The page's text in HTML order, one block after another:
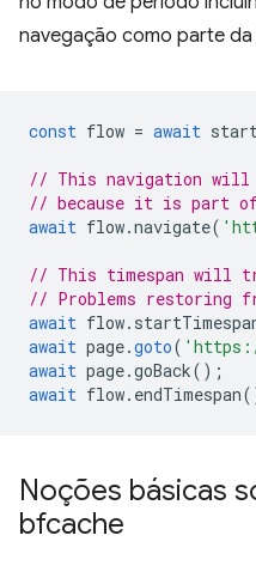
navegação como parte
const flow = await
// This navigation will
// because it is part
await flow.navigate(
// This timespan will
// Problems restoring
await flow.
await page.goto(
await page.goBack();
await flow. endTimespan
Noções básicas
bfcache